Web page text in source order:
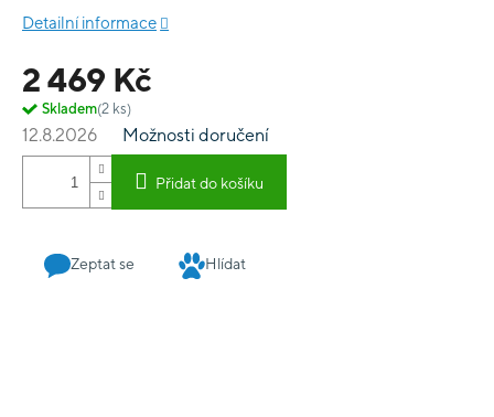
2 469 Kč
Skladem(2 ks)
12.8.2026 Možnosti doručení
Přidat do košíku
taktické střety. Komplexitou se hra nachází někde mezi
Všechny jednotky mají velké množství parametrů, které
determinují jejich schopnosti, přesto však hra má dosti
jednoduchá pravidla a většina scénářů (je jich celkem deset
na pěti různých modulárních mapách) jde odehrát do hodiny
až dvou. Hra tak zpřístupňuje wargames širší veřejnosti,
nepohrdne jí však ani zkušený válečnický vlčák:) Conflict of
Heroes: Awakening the Bear - Russia 1941-42 je první ze série
Prodávám revidovanou třetí edici této hry.
Detailní informace
Zeptat se Hlídat